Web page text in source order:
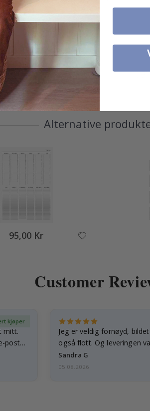
295,00 Kr
Alternative
95,00 Kr
Customer
mitt.
post…
kjøper
Jeg er veldig fornøyd,
også flott. Og leveringen
Sandra G
05.08.2026